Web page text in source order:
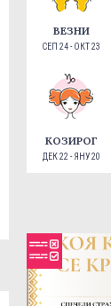
ВЕЗНИ
СЕП 24 - ОКТ 23
КОЗИРОГ
ДЕК 22 - ЯНУ 20